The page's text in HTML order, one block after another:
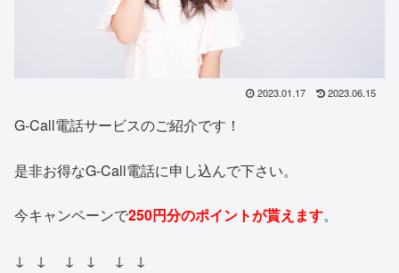
2023.01.17 2023.06.15
G-Call電話サービスのご紹介です！
是非お得なG-Call電話に申し込んで下さい。
今キャンペーンで250円分のポイントが貰えます。
↓ ↓ ↓ ↓ ↓ ↓